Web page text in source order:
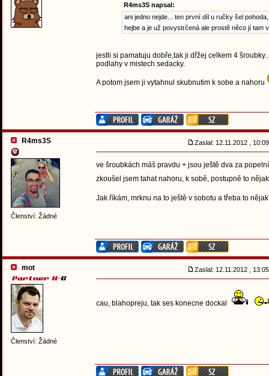
R4ms3S napsal:
ani jedno nejde... ten první díl u ručky šel
hejbe a je už povystrčená ale prostě něco jí
jestli si pamatuju dobře,tak ji dřžej celkem 4
podlahy v mistech sedacky.
A potom jsem ji vytahnul skubnutim k sobe a nahoru
R4ms3S
Členství: Žádné
Zaslal: 12.11.2012 ,
ve šroubkách máš pravdu + jsou ještě dva za
zkoušel jsem tahat nahoru, k sobě, postupně to
Jak říkám, mrknu na to ještě v sobotu a třeba to
mot
Členství: Žádné
Zaslal: 12.11.2012 ,
cau, blahopreju, tak ses konecne dockal